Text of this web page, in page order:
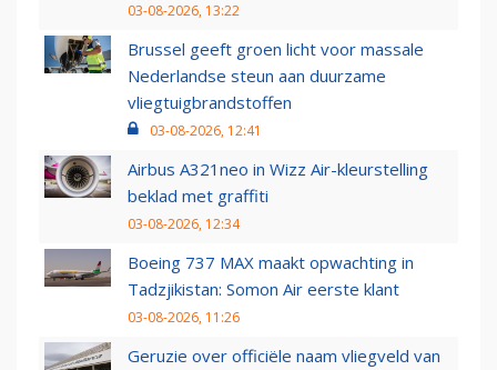
03-08-2026, 13:22
Brussel geeft groen licht voor massale
Nederlandse steun aan duurzame
vliegtuigbrandstoffen
03-08-2026, 12:41
Airbus A321neo in Wizz Air-kleurstelling
beklad met graffiti
03-08-2026, 12:34
Boeing 737 MAX maakt opwachting in
Tadzjikistan: Somon Air eerste klant
03-08-2026, 11:26
Geruzie over officiële naam vliegveld van